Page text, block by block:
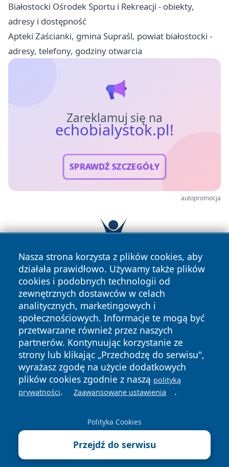
Białostocki Ośrodek Sportu i Rekreacji - obiekty,
adresy i dostępność
Apteki Zaścianki, gmina Supraśl, powiat białostocki -
adresy, telefony, godziny otwarcia
Zareklamuj się na
echobialystok.pl!
SPRAWDŹ SZCZEGÓŁY
autopromocja
Nasza strona korzysta z plików cookies, aby
działała prawidłowo. Używamy także plików
cookies i podobnych technologii od
zewnętrznych dostawców w celach
analitycznych, marketingowych i
społecznościowych. Informacje te mogą być
przetwarzane również przez naszych
partnerów. Kontynuując korzystanie ze
strony lub klikając „Przechodzę do serwisu",
wyrażasz zgodę na użycie dodatkowych
plików cookies zgodnie z naszą polityką
prywatności. Zaawansowane ustawienia .
Polityka Cookies
Przejdź do serwisu
Copyright © 2026 echobialystok.pl Wszystkie prawa
zastrzeżone.
News Autorzy
Polityka
Polityka